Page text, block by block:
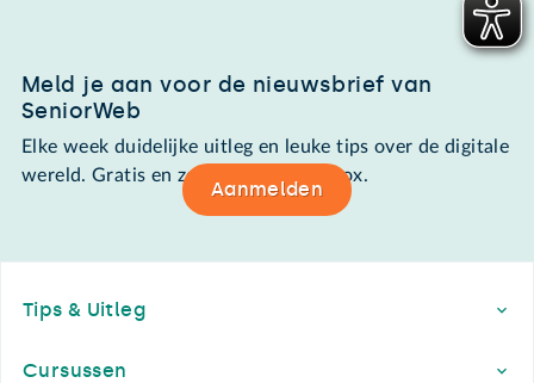
Meld je aan voor de nieuwsbrief van
SeniorWeb
Elke week duidelijke uitleg en leuke tips over de digitale
wereld. Gratis en zomaar in de mailbox.
Aanmelden
Tips & Uitleg
Cursussen